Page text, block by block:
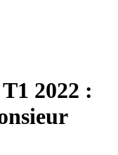
2022 :